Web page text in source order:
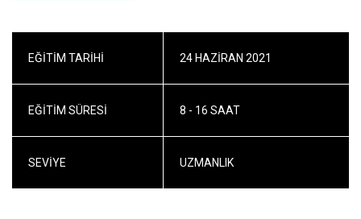
EĞITIM TARIHI 24 HAZIRAN 2021
EĞITIM SÜRESI 8 - 16 SAAT
SEVIYE UZMANLIK